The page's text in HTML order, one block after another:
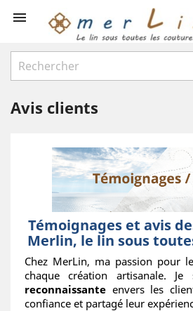

Avis clients
Témoignages et avis
Merlin, le lin sous
Chez MerLin, ma passion pour
chaque création artisanale. Je
reconnaissante envers les
confiance et partagé leur